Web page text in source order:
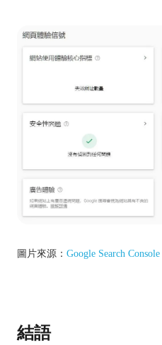
圖片來源： Google Search Console
結語